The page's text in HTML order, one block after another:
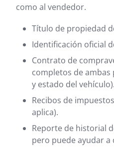
como al vendedor.
Título de propiedad
Identificación oficial
Contrato de
completos de
y estado del vehículo).
Recibos de
aplica).
Reporte de historial
pero puede ayudar a